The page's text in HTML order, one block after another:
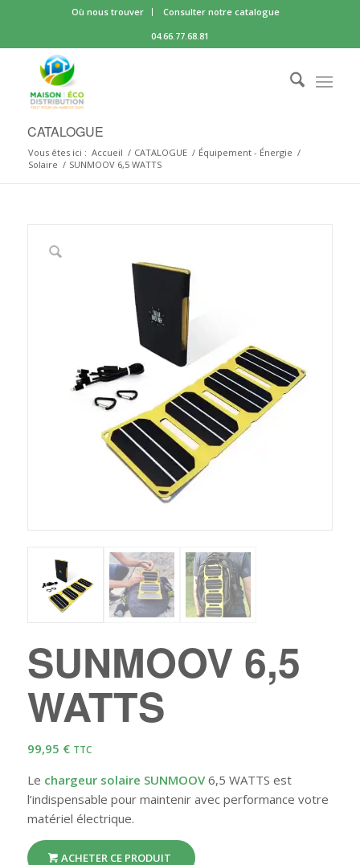
Où nous trouver
Consulter notre catalogue
04.66.77.68.81
CATALOGUE
Vous êtes ici : Accueil / CATALOGUE / Équipement - Énergie /
Solaire / SUNMOOV 6,5 WATTS
SUNMOOV 6,5
WATTS
99,95 € TTC
Le chargeur solaire SUNMOOV6,5 WATTS est
l’indispensable pour maintenir avec performance votre
matériel électrique.
ACHETER CE PRODUIT